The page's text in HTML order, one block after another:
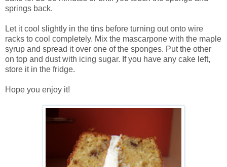
springs back.
Let it cool slightly in the tins before turning out onto wire
racks to cool completely. Mix the mascarpone with the maple
syrup and spread it over one of the sponges. Put the other
on top and dust with icing sugar. If you have any cake left,
store it in the fridge.
Hope you enjoy it!